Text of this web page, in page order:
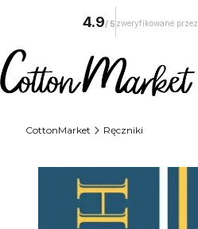
CottonMarket Ręczniki
4.9/ 5 zweryfikowane przez